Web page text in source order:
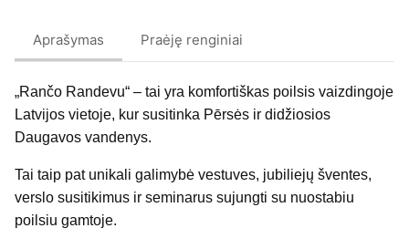
Aprašymas Praėję renginiai
„Rančo Randevu“ – tai yra komfortiškas poilsis vaizdingoje
Latvijos vietoje, kur susitinka Pērsės ir didžiosios
Daugavos vandenys.
Tai taip pat unikali galimybė vestuves, jubiliejų šventes,
verslo susitikimus ir seminarus sujungti su nuostabiu
poilsiu gamtoje.